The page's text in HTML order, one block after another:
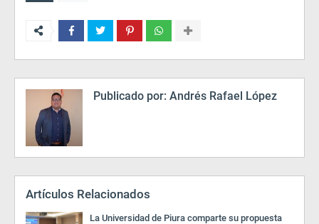
Publicado por: Andrés Rafael López
Artículos Relacionados
La Universidad de Piura comparte su propuesta